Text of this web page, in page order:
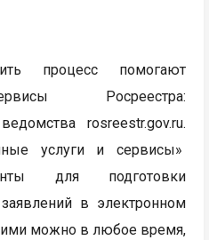
процесс помогают
Росреестра:
rosreestr.gov.ru.
услуги и сервисы»
для подготовки
в электронном
ими можно в любое время,